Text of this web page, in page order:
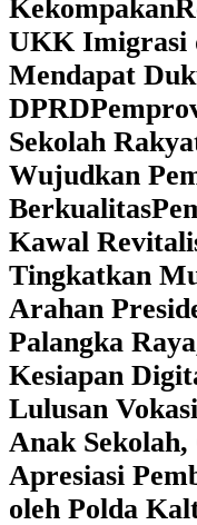
Kekompakan
UKK Imigrasi
Mendapat
DPRD
Sekolah
Wujudkan
Berkualitas
Kawal
Tingkatkan
Arahan
Palangka
Kesiapan
Lulusan
Anak
Apresiasi
oleh Polda